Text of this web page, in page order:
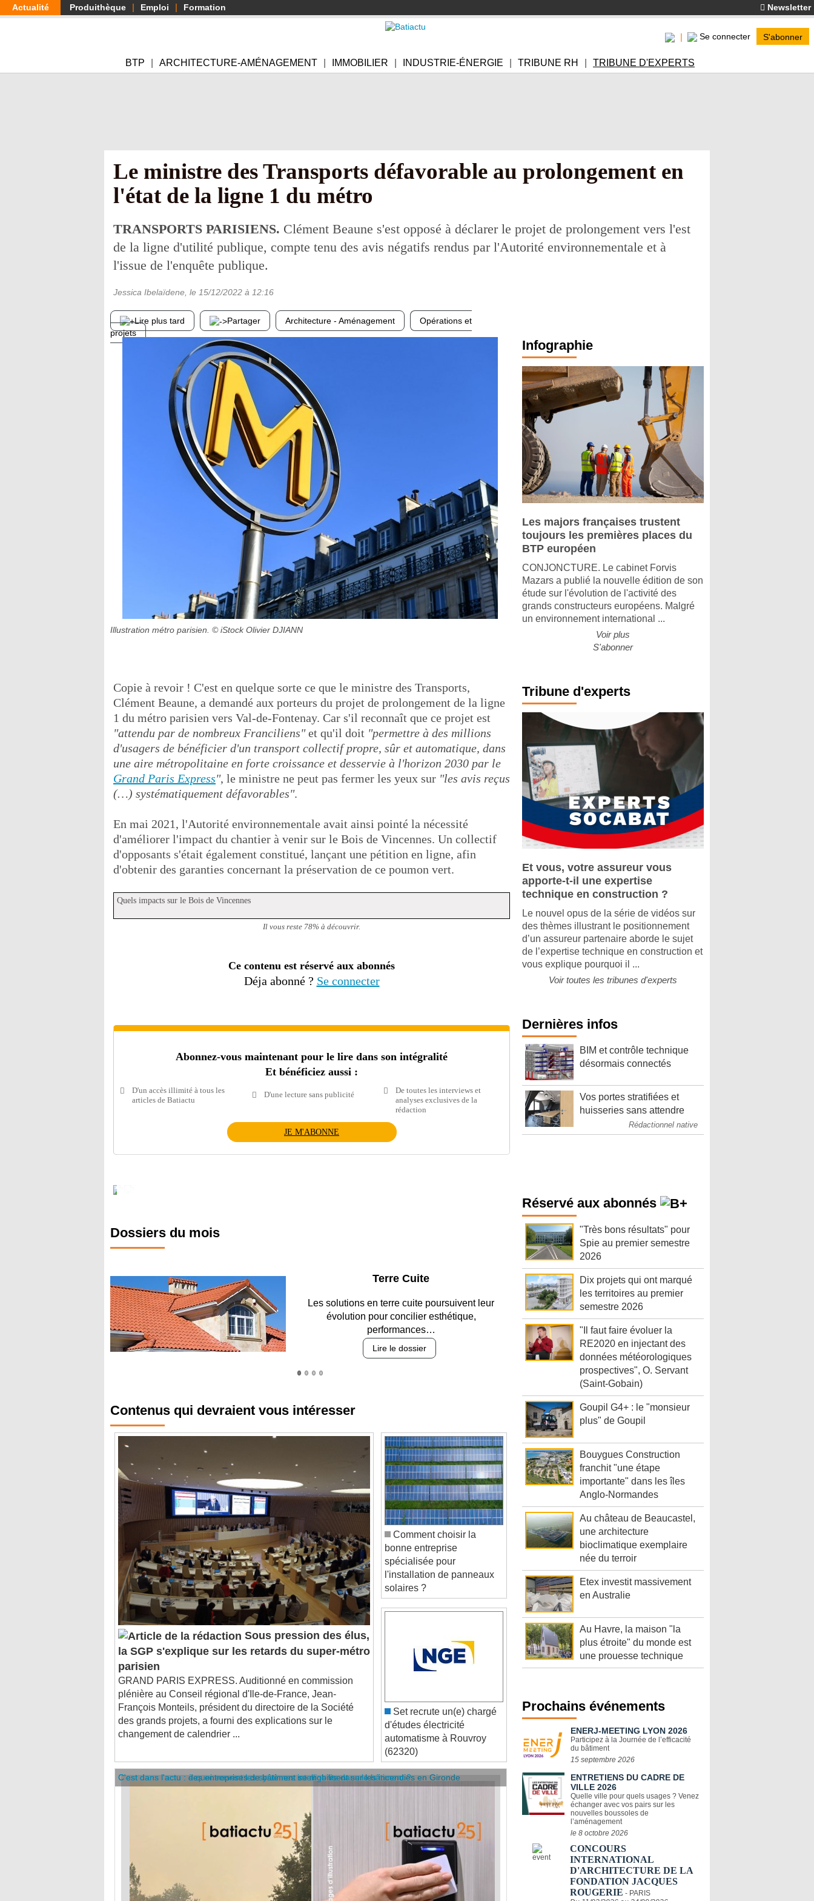
Aller
au
Actualité Produithèque Emploi Formation Newsletter
Se connecter S'abonner
BTP ARCHITECTURE-AMÉNAGEMENT IMMOBILIER INDUSTRIE-ÉNERGIE TRIBUNE RH TRIBUNE D'EXPERTS
Le ministre des Transports défavorable au prolongement en
l'état de la ligne 1 du métro
TRANSPORTS PARISIENS. Clément Beaune s'est opposé à déclarer le projet de prolongement vers l'est
de la ligne d'utilité publique, compte tenu des avis négatifs rendus par l'Autorité environnementale et à
l'issue de l'enquête publique.
Jessica Ibelaïdene , le 15/12/2022 à 12:16
Lire plus tard Partager Architecture - Aménagement
Opérations et
projets
Illustration métro parisien. © iStock Olivier DJIANN
Copie à revoir ! C'est en quelque sorte ce que le ministre des Transports,
Clément Beaune, a demandé aux porteurs du projet de prolongement de la ligne
1 du métro parisien vers Val-de-Fontenay. Car s'il reconnaît que ce projet est
"attendu par de nombreux Franciliens"et qu'il doit "permettre à des millions
d'usagers de bénéficier d'un transport collectif propre, sûr et automatique, dans
une aire métropolitaine en forte croissance et desservie à l'horizon 2030 par le
Grand Paris Express", le ministre ne peut pas fermer les yeux sur "les avis reçus
(…) systématiquement défavorables".
En mai 2021, l'Autorité environnementale avait ainsi pointé la nécessité
d'améliorer l'impact du chantier à venir sur le Bois de Vincennes. Un collectif
d'opposants s'était également constitué, lançant une pétition en ligne, afin
d'obtenir des garanties concernant la préservation de ce poumon vert.
Quels impacts sur le Bois de Vincennes
Il vous reste 78% à découvrir.
Ce contenu est réservé aux abonnés
Déja abonné ? Se connecter
Abonnez-vous maintenant pour le lire dans son intégralité
Et bénéficiez aussi :
D'un accès illimité à tous les
articles de Batiactu
D'une lecture sans publicité
De toutes les interviews et
analyses exclusives de la
rédaction
JE M'ABONNE
Dossiers du mois
Parking et garages
Entre circulation, sécurisation des accès, durabilité
des revêtements et intégration…
Lire le dossier
Sous pression des élus,
la SGP s'explique sur les retards du super-métro
parisien
GRAND PARIS EXPRESS. Auditionné en commission
plénière au Conseil régional d'Ile-de-France, Jean-
François Monteils, président du directoire de la Société
des grands projets, a fourni des explications sur le
changement de calendrier ...
Comment choisir la
bonne entreprise
spécialisée pour
l'installation de panneaux
solaires ?
d'études électricité
automatisme à Rouvroy
(62320)
C'est dans l'actu : des entreprises de bâtiment se mobilisent sur les incendies en Gironde
C'est dans l'actu : à quoi servent les systèmes intelligents dans le bâtiment ?
Infographie
Les majors françaises trustent
toujours les premières places du
BTP européen
CONJONCTURE. Le cabinet Forvis
Mazars a publié la nouvelle édition de son
étude sur l'évolution de l'activité des
grands constructeurs européens. Malgré
un environnement international ...
Voir plus
S'abonner
Tribune d'experts
Et vous, votre assureur vous
apporte-t-il une expertise
technique en construction ?
Le nouvel opus de la série de vidéos sur
des thèmes illustrant le positionnement
d’un assureur partenaire aborde le sujet
de l’expertise technique en construction et
vous explique pourquoi il ...
Voir toutes les tribunes d'experts
Dernières infos
BIM et contrôle technique
désormais connectés
Vos portes stratifiées et
huisseries sans attendre
Rédactionnel native
Réservé aux abonnés
"Très bons résultats" pour
Spie au premier semestre
2026
Dix projets qui ont marqué
les territoires au premier
semestre 2026
"Il faut faire évoluer la
RE2020 en injectant des
données météorologiques
prospectives", O. Servant
(Saint-Gobain)
Goupil G4+ : le "monsieur
plus" de Goupil
Bouygues Construction
franchit "une étape
importante" dans les îles
Anglo-Normandes
Au château de Beaucastel,
une architecture
bioclimatique exemplaire
née du terroir
Etex investit massivement
en Australie
Au Havre, la maison "la
plus étroite" du monde est
une prouesse technique
Prochains événements
ENERJ-MEETING LYON 2026
Participez à la Journée de l’efficacité
du bâtiment
15 septembre 2026
ENTRETIENS DU CADRE DE
VILLE 2026
Quelle ville pour quels usages ? Venez
échanger avec vos pairs sur les
nouvelles boussoles de
l’aménagement
le 8 octobre 2026
CONCOURS
INTERNATIONAL
D'ARCHITECTURE DE LA
FONDATION JACQUES
ROUGERIE - PARIS